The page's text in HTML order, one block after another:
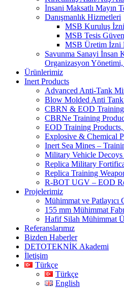
İnsani Maksatlı Mayın
Danışmanlık Hizmetleri
MSB Kuruluş
MSB Tesis
MSB Üretim İzni
Savunma Sanayi İnsan
Organizasyon
Ürünlerimiz
Inert Products
Advanced Anti-Tank
Blow Molded Anti
CBRN & EOD Training
CBRNe Training
EOD Training
Explosive & Chemical
Inert Sea Mines –
Military Vehicle
Replica Military
Replica Training
R-BOT UGV – EOD
Projelerimiz
Mühimmat ve Patlayıcı
155 mm Mühimmat
Hafif Silah Mühimmat
Referanslarımız
Bizden Haberler
DETOTEKNİK Akademi
İletişim
Türkçe
Türkçe
English